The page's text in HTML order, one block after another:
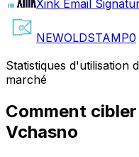
Xink Email
NEWOLDSTAMP0
Statistiques d'utilisation
marché
Comment
Vchasno